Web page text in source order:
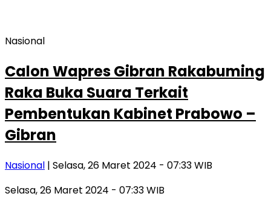
Nasional
Calon Wapres Gibran Rakabuming
Raka Buka Suara Terkait
Pembentukan Kabinet Prabowo –
Gibran
Nasional | Selasa, 26 Maret 2024 - 07:33 WIB
Selasa, 26 Maret 2024 - 07:33 WIB